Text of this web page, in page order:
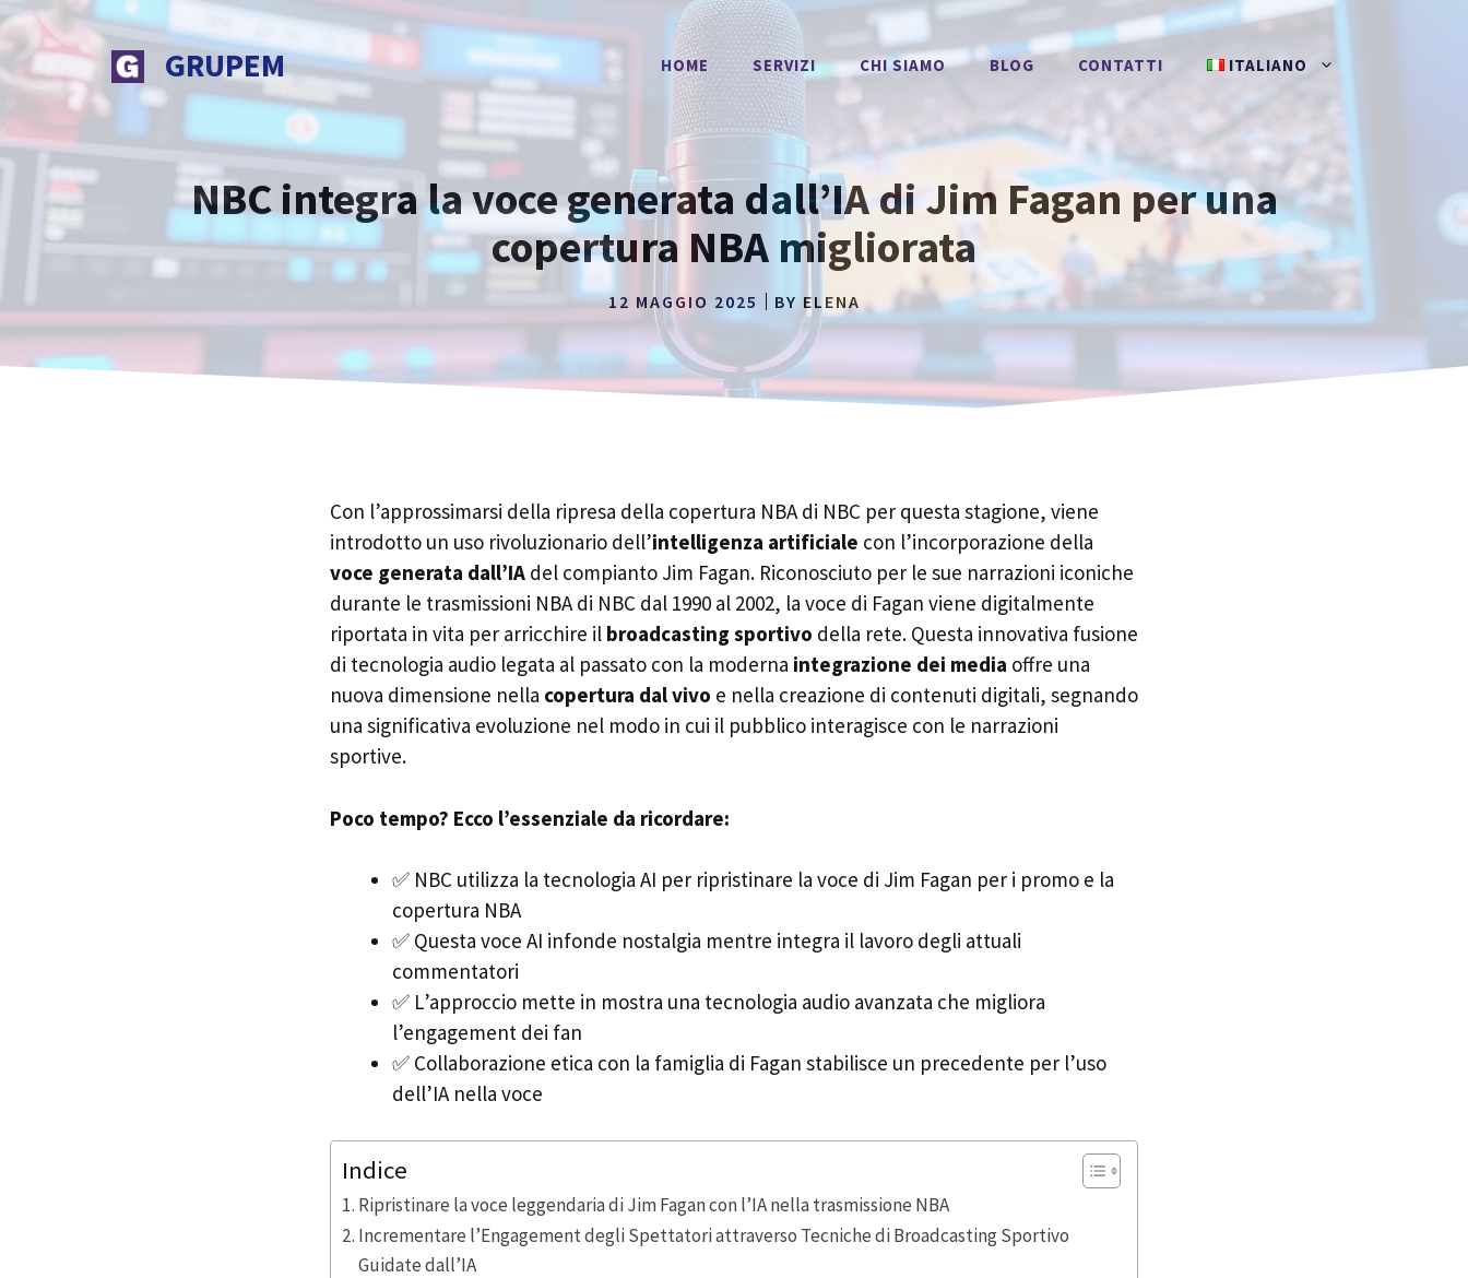
Vai
contenuto
GRUPEM HOME SERVIZI CHI SIAMO BLOG CONTATTI ITALIANO
NBC integra la voce generata dall’IA di Jim Fagan per una
copertura NBA migliorata
12 MAGGIO 2025 BY ELENA
Con l’approssimarsi della ripresa della copertura NBA di NBC per questa stagione, viene
introdotto un uso rivoluzionario dell’intelligenza artificiale con l’incorporazione della
voce generata dall’IA del compianto Jim Fagan. Riconosciuto per le sue narrazioni iconiche
durante le trasmissioni NBA di NBC dal 1990 al 2002, la voce di Fagan viene digitalmente
riportata in vita per arricchire il broadcasting sportivo della rete. Questa innovativa fusione
di tecnologia audio legata al passato con la moderna integrazione dei media offre una
nuova dimensione nella copertura dal vivo e nella creazione di contenuti digitali, segnando
una significativa evoluzione nel modo in cui il pubblico interagisce con le narrazioni
sportive.
Poco tempo? Ecco l’essenziale da ricordare:
✅ NBC utilizza la tecnologia AI per ripristinare la voce di Jim Fagan per i promo e la
copertura NBA
✅ Questa voce AI infonde nostalgia mentre integra il lavoro degli attuali
commentatori
✅ L’approccio mette in mostra una tecnologia audio avanzata che migliora
l’engagement dei fan
✅ Collaborazione etica con la famiglia di Fagan stabilisce un precedente per l’uso
dell’IA nella voce
Indice
Ripristinare la voce leggendaria di Jim Fagan con l’IA nella trasmissione NBA
Incrementare l’Engagement degli Spettatori attraverso Tecniche di Broadcasting Sportivo
Guidate dall’IA